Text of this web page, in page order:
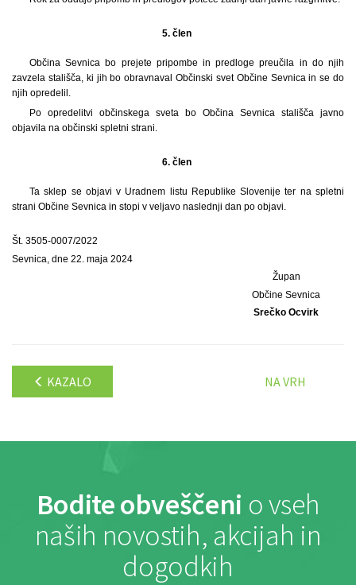
5. člen
Občina Sevnica bo prejete pripombe in predloge preučila in do njih
zavzela stališča, ki jih bo obravnaval Občinski svet Občine Sevnica in se do
njih opredelil.
Po opredelitvi občinskega sveta bo Občina Sevnica stališča javno
objavila na občinski spletni strani.
6. člen
Ta sklep se objavi v Uradnem listu Republike Slovenije ter na spletni
strani Občine Sevnica in stopi v veljavo naslednji dan po objavi.
Št. 3505-0007/2022
Sevnica, dne 22. maja 2024
Župan
Občine Sevnica
Srečko Ocvirk
KAZALO NA VRH
Bodite obveščeni o vseh
naših novostih, akcijah in
dogodkih